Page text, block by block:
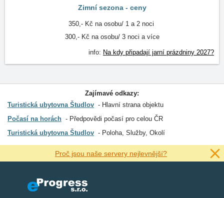
Zimní sezona - ceny
350,- Kč na osobu/ 1 a 2 noci
300,- Kč na osobu/ 3 noci a více
info: Na kdy připadají jarní prázdniny 2027?
Zajímavé odkazy:
Turistická ubytovna Študlov
Hlavní strana objektu
Počasí na horách
Předpovědi počasí pro celou ČR
Turistická ubytovna Študlov
Poloha, Služby, Okolí
Proč jsou naše servery nejlevnější?